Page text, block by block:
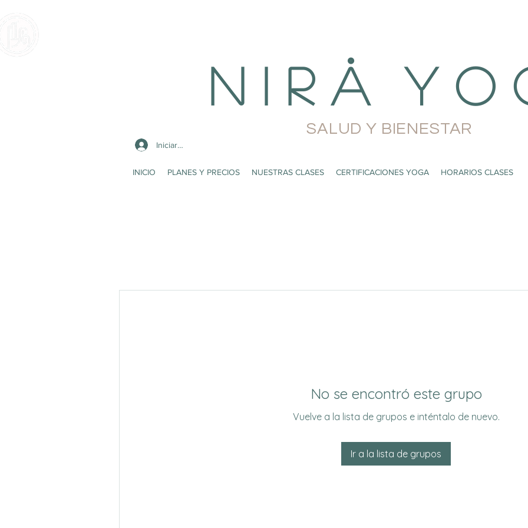
N i r å Y o
Iniciar sesión
INICIO PLANES Y PRECIOS NUESTRAS CLASES CERTIFICACIONES YOGA HORARIOS CLASES
SALUD Y BIENESTAR
No se encontró este grupo
Vuelve a la lista de grupos e inténtalo de nuevo.
Ir a la lista de grupos